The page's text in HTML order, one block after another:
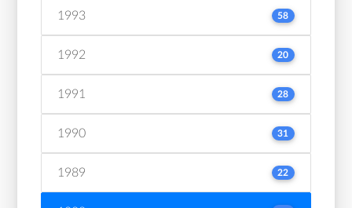
1993 58
1992 20
1991 28
1990 31
1989 22